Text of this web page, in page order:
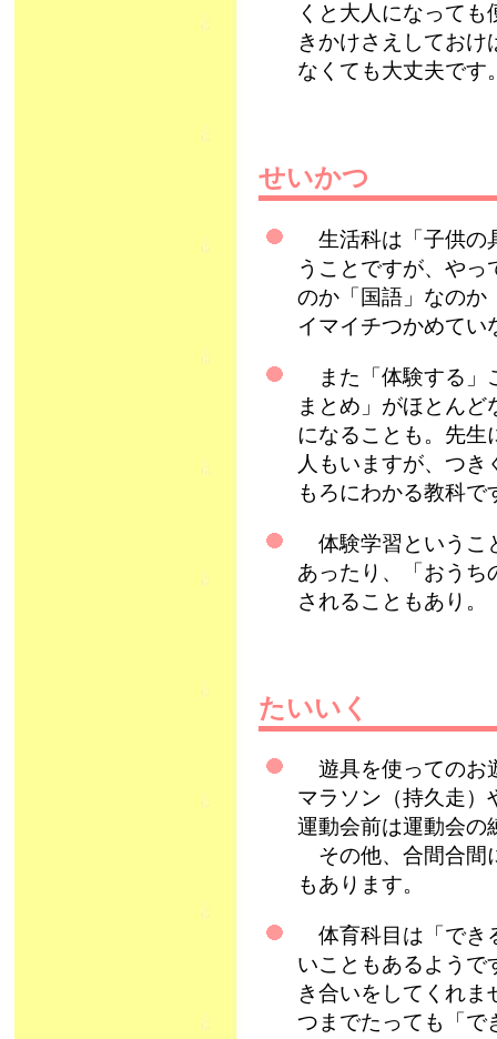
くと大人になって
きかけさえしてお
なくても大丈夫です
せいかつ
生活科は「子供の
うことですが、や
のか「国語」なのか
イマイチつかめてい
また「体験する」
まとめ」がほとん
になることも。先生
人もいますが、つ
もろにわかる教科で
体験学習というこ
あったり、「おうち
されることもあり。
たいいく
遊具を使ってのお
マラソン（持久走
運動会前は運動会の
その他、合間合間
もあります。
体育科目は「でき
いこともあるようで
き合いをしてくれ
つまでたっても「で